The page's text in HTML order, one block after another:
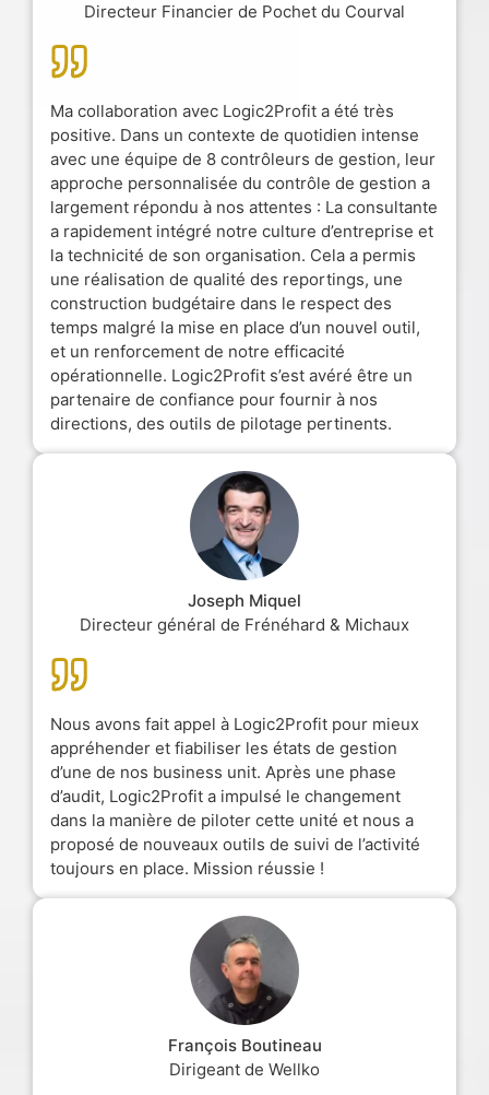
Directeur Financier de Pochet du Courval
Ma collaboration avec Logic2Profit a été très
positive. Dans un contexte de quotidien intense
avec une équipe de 8 contrôleurs de gestion, leur
approche personnalisée du contrôle de gestion a
largement répondu à nos attentes : La consultante
a rapidement intégré notre culture d’entreprise et
la technicité de son organisation. Cela a permis
une réalisation de qualité des reportings, une
construction budgétaire dans le respect des
temps malgré la mise en place d’un nouvel outil,
et un renforcement de notre efficacité
opérationnelle. Logic2Profit s’est avéré être un
partenaire de confiance pour fournir à nos
directions, des outils de pilotage pertinents.
Joseph Miquel
Directeur général de Frénéhard & Michaux
Nous avons fait appel à Logic2Profit pour mieux
appréhender et fiabiliser les états de gestion
d’une de nos business unit. Après une phase
d’audit, Logic2Profit a impulsé le changement
dans la manière de piloter cette unité et nous a
proposé de nouveaux outils de suivi de l’activité
toujours en place. Mission réussie !
François Boutineau
Dirigeant de Wellko